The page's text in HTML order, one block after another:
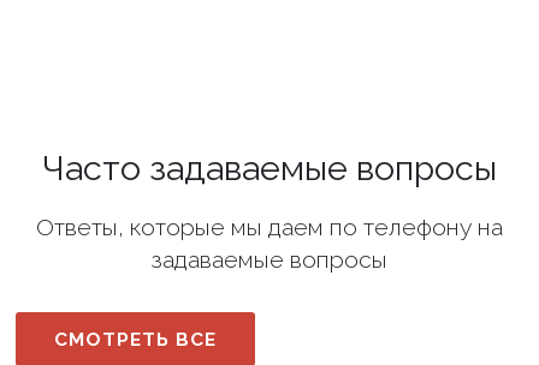
Часто задаваемые вопросы
Ответы, которые мы даем по телефону на
задаваемые вопросы
СМОТРЕТЬ ВСЕ